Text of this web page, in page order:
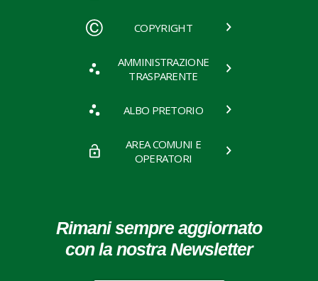
COPYRIGHT
AMMINISTRAZIONE
TRASPARENTE
ALBO PRETORIO
AREA COMUNI E
OPERATORI
Rimani sempre aggiornato
con la nostra Newsletter